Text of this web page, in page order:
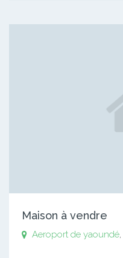
Maison à vendre
Aeroport de yaoundé,